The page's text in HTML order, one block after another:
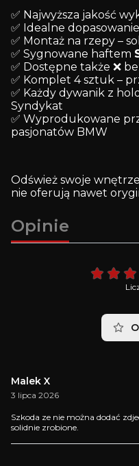
✅ Najwyższa jakość
✅ Idealne
✅ Montaż na rzepy –
✅ Sygnowane haftem
✅ Dostępne także ❌
✅ Komplet 4 sztuk –
✅ Każdy dywanik z
Syndykat
✅ Wyprodukowane
pasjonatów BMW
Odśwież swoje
nie oferują nawet
Opinie
Malek X
3 lipca 2026
Szkoda ze nie można dodać
solidnie zrobione.